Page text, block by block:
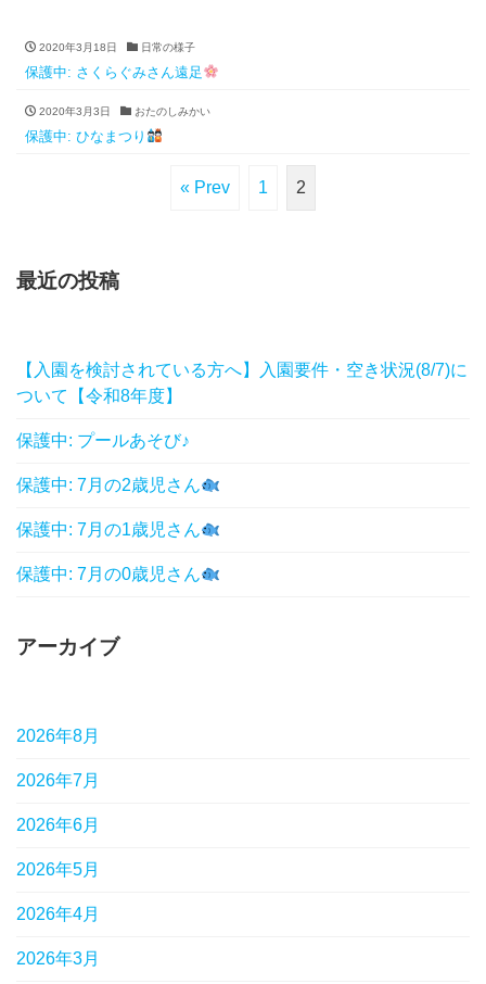
2020年3月18日 日常の様子
保護中: さくらぐみさん遠足
2020年3月3日 おたのしみかい
保護中: ひなまつり
« Prev 1 2
最近の投稿
【入園を検討されている方へ】入園要件・空き状況(8/7)に
ついて【令和8年度】
保護中: プールあそび♪
保護中: 7月の2歳児さん
保護中: 7月の1歳児さん
保護中: 7月の0歳児さん
アーカイブ
2026年8月
2026年7月
2026年6月
2026年5月
2026年4月
2026年3月